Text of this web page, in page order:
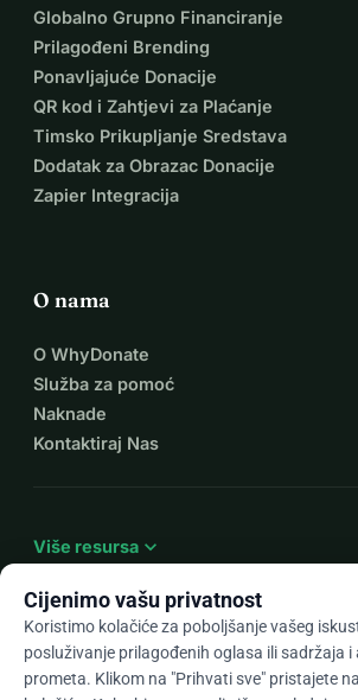
Globalno Grupno Financiranje
Prilagođeni Brending
Ponavljajuće Donacije
QR kod i Zahtjevi za Plaćanje
Timsko Prikupljanje Sredstava
Dodatak za Obrazac Donacije
Zapier Integracija
O nama
O WhyDonate
Služba za pomoć
Naknade
Kontaktiraj Nas
Više resursa expand_more
Hr arrow_drop_down
Cijenimo vašu privatnost
Koristimo kolačiće za poboljšanje vašeg
posluživanje prilagođenih oglasa ili sadržaja i
prometa. Klikom na "Prihvati sve" pristajete